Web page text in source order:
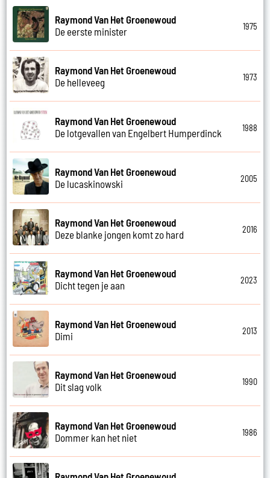
Raymond Van Het Groenewoud
De eerste minister
1975
Raymond Van Het Groenewoud
De helleveeg
1973
Raymond Van Het Groenewoud
De lotgevallen van Engelbert Humperdinck
1988
Raymond Van Het Groenewoud
De lucaskinowski
2005
Raymond Van Het Groenewoud
Deze blanke jongen komt zo hard
2016
Raymond Van Het Groenewoud
Dicht tegen je aan
2023
Raymond Van Het Groenewoud
Dimi
2013
Raymond Van Het Groenewoud
Dit slag volk
1990
Raymond Van Het Groenewoud
Dommer kan het niet
1986